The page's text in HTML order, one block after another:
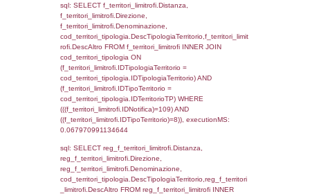
cod_territori_tipologia.IDTipologiaTerritorio)
(f_territori_limitrofi.IDTipoTerritorio =
cod_territori_tipologia.IDTerritorioTP)
(((f_territori_limitrofi.IDNotifica)=109) AND
((f_territori_limitrofi.IDTipoTerritorio)=3)),
0.07014799118042
sql: SELECT
reg_f_territori_limitrofi.Denominazione,
reg_f_territori_limitrofi.DescAltro FROM